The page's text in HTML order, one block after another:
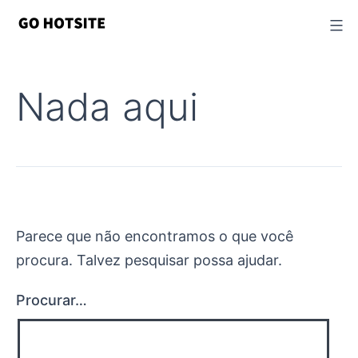
Nada aqui
Parece que não encontramos o que você
procura. Talvez pesquisar possa ajudar.
Procurar…